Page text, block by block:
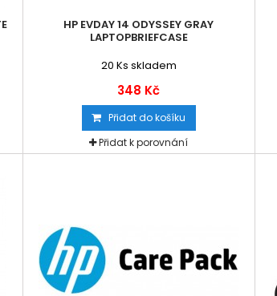
HP EVDAY 14 ODYSSEY GRAY
LAPTOPBRIEFCASE
20 Ks skladem
348 Kč
Přidat do košíku
Přidat k porovnání